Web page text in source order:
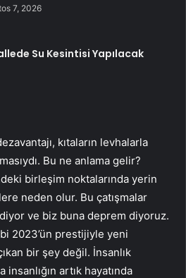
7, 2026
Su Kesintisi Yapılacak
kıtaların levhalarla
Bu ne anlama gelir?
birleşim noktalarında yerin
neden olur. Bu çatışmalar
ve biz buna deprem diyoruz.
2023’ün prestijiyle yeni
bir şey değil. İnsanlık
artık hayatında